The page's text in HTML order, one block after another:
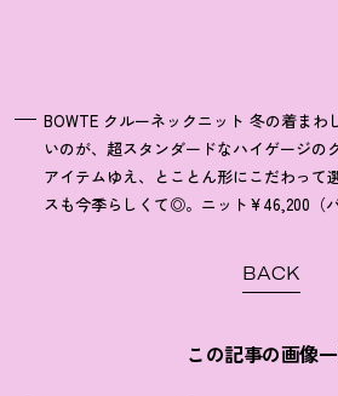
BOWTE クルーネックニット 冬の着まわ
いのが、超スタンダードなハイゲージの
アイテムゆえ、とことん形にこだわって
スも今季らしくて◎。ニット¥46,200（バ
BACK
この記事の画像